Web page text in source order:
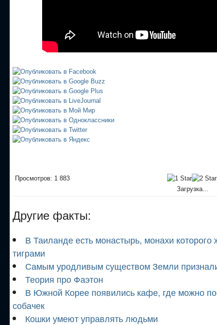
Просмотров: 1 883
Загрузка...
Другие факты:
В Таиланде есть монастырь, монахи которого
тиграми
Самым уродливым существом Земли
Теория про Фаэтон
В Южной Корее появились кафе, где можно
собачек
Кошки умеют управлять людьми